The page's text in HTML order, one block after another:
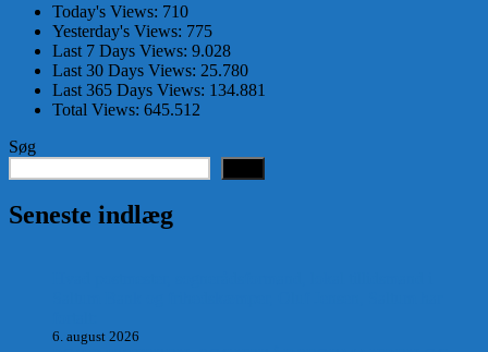
Today's Views: 710
Yesterday's Views: 775
Last 7 Days Views: 9.028
Last 30 Days Views: 25.780
Last 365 Days Views: 134.881
Total Views: 645.512
Søg
Seneste indlæg
6. august 2026